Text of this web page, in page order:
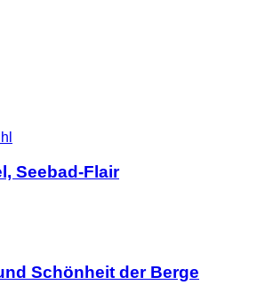
Seebad-Flair
Schönheit der Berge